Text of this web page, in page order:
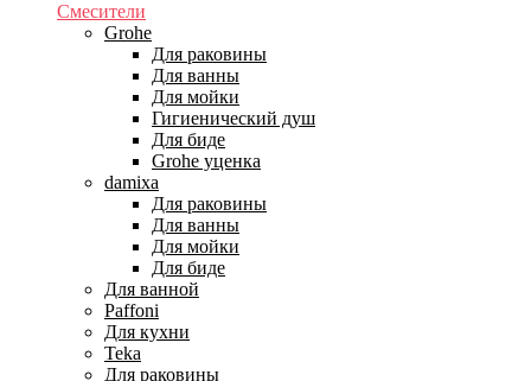
Смесители
Grohe
Для раковины
Для ванны
Для мойки
Гигиенический душ
Для биде
Grohe уценка
damixa
Для раковины
Для ванны
Для мойки
Для биде
Для ванной
Paffoni
Для кухни
Teka
Для раковины